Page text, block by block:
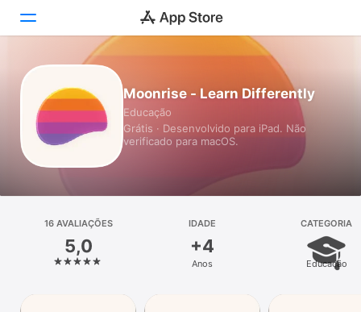
Jogos
Apps
Plataforma
iPhone
iPad
Moonrise - Learn Differently
Educação
Grátis · Desenvolvido para iPad. Não
verificado para macOS.
16 AVALIAÇÕES
5,0
IDADE
+4
Anos
CATEGORIA
Educação